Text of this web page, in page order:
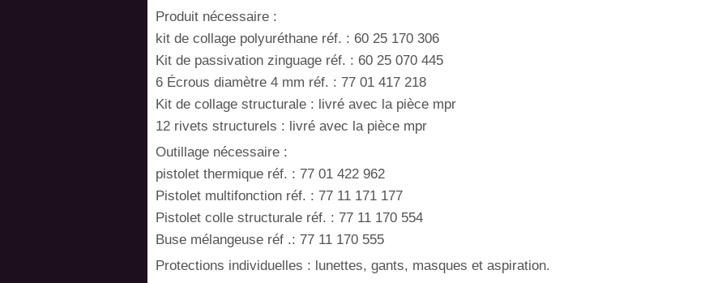
Produit nécessaire :
kit de collage polyuréthane réf. : 60 25 170 306
Kit de passivation zinguage réf. : 60 25 070 445
6 Écrous diamètre 4 mm réf. : 77 01 417 218
Kit de collage structurale : livré avec la pièce mpr
12 rivets structurels : livré avec la pièce mpr
Outillage nécessaire :
pistolet thermique réf. : 77 01 422 962
Pistolet multifonction réf. : 77 11 171 177
Pistolet colle structurale réf. : 77 11 170 554
Buse mélangeuse réf .: 77 11 170 555
Protections individuelles : lunettes, gants, masques et aspiration.